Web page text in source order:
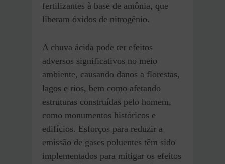
fertilizantes à base de amônia, que
liberam óxidos de nitrogênio.
A chuva ácida pode ter efeitos
adversos significativos no meio
ambiente, causando danos a florestas,
lagos e rios, bem como afetando
estruturas construídas pelo homem,
como monumentos históricos e
edifícios. Esforços para reduzir a
emissão de gases poluentes têm sido
implementados para mitigar os efeitos